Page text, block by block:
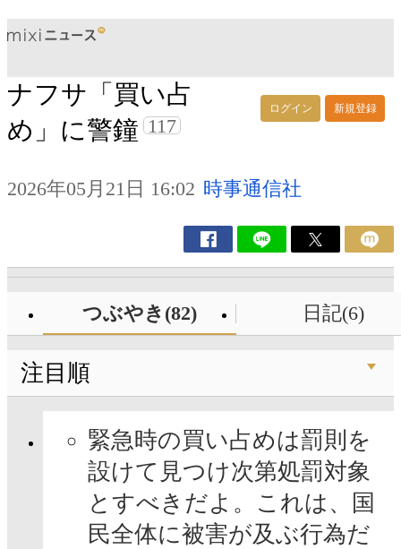
ログイン 新規登録
ナフサ「買い占
め」に警鐘 117
2026年05月21日 16:02 時事通信社
つぶやき(82) 日記(6)
注目順
緊急時の買い占めは罰則を
設けて見つけ次第処罰対象
とすべきだよ。これは、国
民全体に被害が及ぶ行為だ